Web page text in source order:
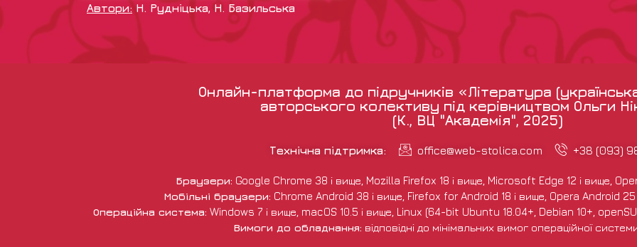
Автори: Н. Рудніцька, Н. Базильська
Онлайн-платформа до підручників «Література
авторського колективу під керівництвом Ольги
(К., ВЦ "Академія", 2025)
Технічна підтримка: office@web-stolica.com +38 (093)
Браузери: Google Chrome 38 і вище, Mozilla Firefox 18 і вище, Microsoft Edge 12 і вище,
Мобільні браузери: Chrome Android 38 і вище, Firefox for Android 18 і вище, Opera Android 25
Операційна система: Windows 7 і вище, macOS 10.5 і вище, Linux (64-bit Ubuntu 18.04+, Debian 10+,
Вимоги до обладнання: відповідні до мінімальних вимог операційної